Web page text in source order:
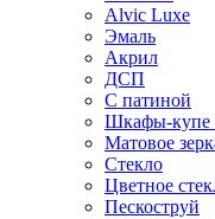
Alvic Luxe
Эмаль
Акрил
ДСП
С патиной
Шкафы-купе
Матовое
Стекло
Цветное
Пескоструй